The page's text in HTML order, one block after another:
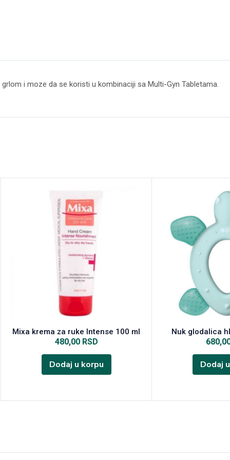
i moze da se koristi u kombinaciji sa Multi-Gyn Tabletama.
Mixa krema za ruke Intense 100 ml
480,00 RSD
Dodaj u korpu
Nuk glodalica
Dodaj